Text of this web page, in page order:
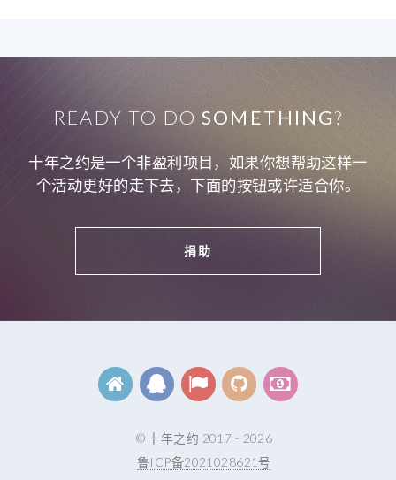
READY TO DOSOMETHING?
十年之约是一个非盈利项目，如果你想帮助这样一
个活动更好的走下去，下面的按钮或许适合你。
捐助
© 十年之约 2017 - 2026
鲁ICP备2021028621号